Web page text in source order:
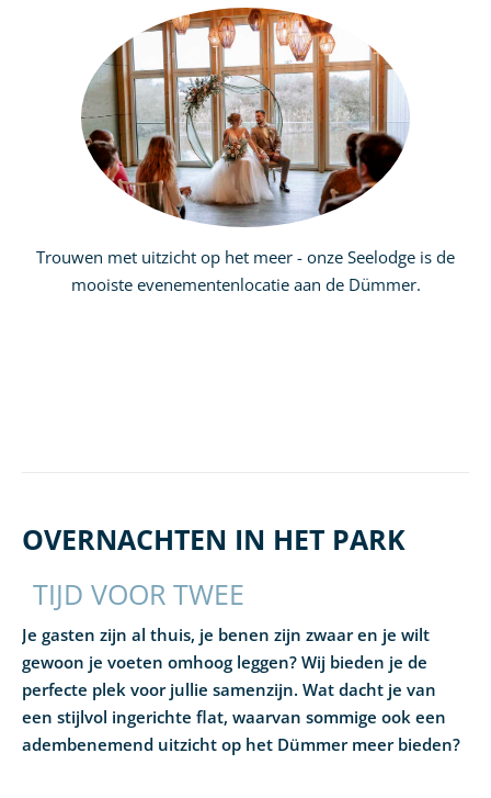
Trouwen met uitzicht op het meer - onze Seelodge is de
mooiste evenementenlocatie aan de Dümmer.
OVERNACHTEN IN HET PARK
TIJD VOOR TWEE
Je gasten zijn al thuis, je benen zijn zwaar en je wilt
gewoon je voeten omhoog leggen? Wij bieden je de
perfecte plek voor jullie samenzijn. Wat dacht je van
een stijlvol ingerichte flat, waarvan sommige ook een
adembenemend uitzicht op het Dümmer meer bieden?